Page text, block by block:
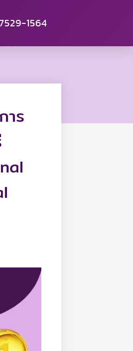
1564
าร